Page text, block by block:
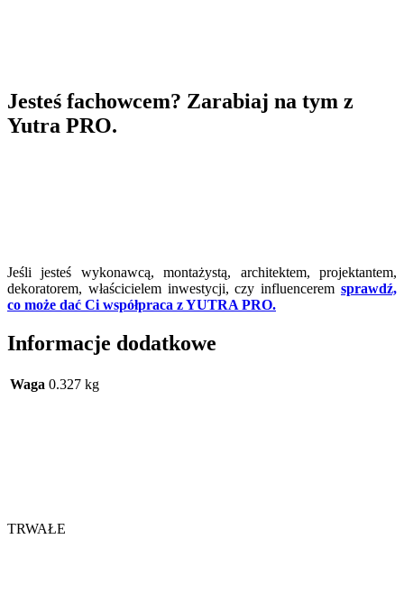
Jesteś fachowcem? Zarabiaj na tym z
Yutra PRO.
Jeśli jesteś wykonawcą, montażystą, architektem, projektantem,
dekoratorem, właścicielem inwestycji, czy influencerem sprawdź,
co może dać Ci współpraca z YUTRA PRO.
Informacje dodatkowe
Waga 0.327 kg
TRWAŁE